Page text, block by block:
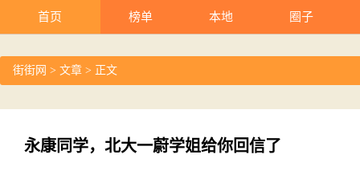
首页 榜单 本地 圈子
街街网 > 文章 > 正文
永康同学，北大一蔚学姐给你回信了